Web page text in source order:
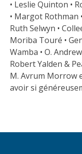
• Leslie Quinton •
• Margot Rothman
Ruth Selwyn •
Moriba Touré •
Wamba • O.
Robert Yalden &
M. Avrum Morrow
avoir si